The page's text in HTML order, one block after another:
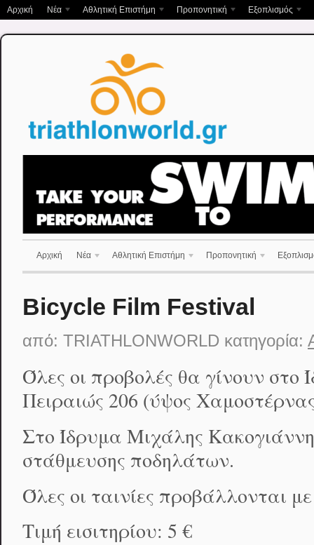
Αρχική Νέα Αθλητική Επιστήμη Προπονητική Εξοπλισμός
Αρχική Νέα Αθλητική Επιστήμη Προπονητική
Bicycle Film Festival
από: TRIATHLONWORLD κατηγορία:
Όλες οι προβολές θα γίνουν
Πειραιώς 206 (ύψος
Στο Ίδρυμα Μιχάλης
στάθμευσης ποδηλάτων.
Όλες οι ταινίες προβάλλονται
Τιμή εισιτηρίου: 5 €